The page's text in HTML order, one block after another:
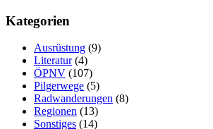
Kategorien
Ausrüstung (9)
Literatur(4)
ÖPNV (107)
Pilgerwege (5)
Radwanderungen (8)
Regionen (13)
Sonstiges (14)